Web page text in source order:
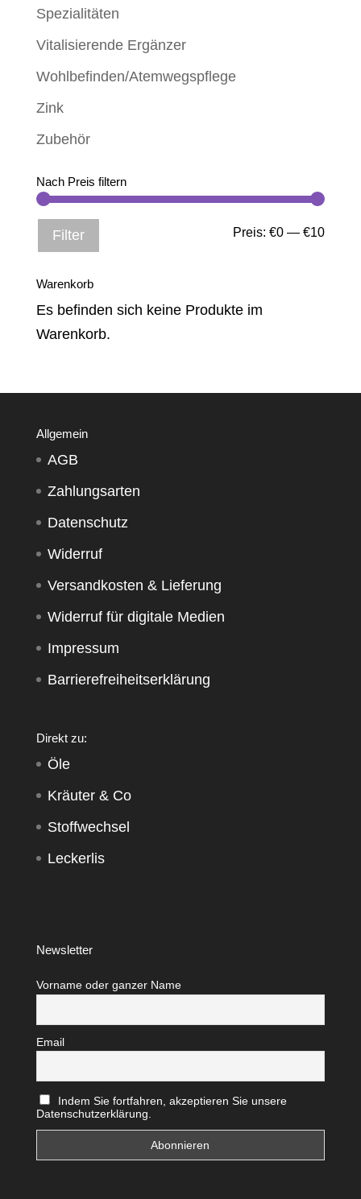
Spezialitäten
Vitalisierende Ergänzer
Wohlbefinden/Atemwegspflege
Zink
Zubehör
Nach Preis filtern
Min.
Max.
Filter Preis:€0 —€10
Warenkorb
Es befinden sich keine Produkte im
Warenkorb.
Allgemein
AGB
Zahlungsarten
Datenschutz
Widerruf
Versandkosten & Lieferung
Widerruf für digitale Medien
Impressum
Barrierefreiheitserklärung
Direkt zu:
Öle
Kräuter & Co
Stoffwechsel
Leckerlis
Newsletter
Vorname oder ganzer Name
Email
Indem Sie fortfahren, akzeptieren Sie unsere
Datenschutzerklärung.